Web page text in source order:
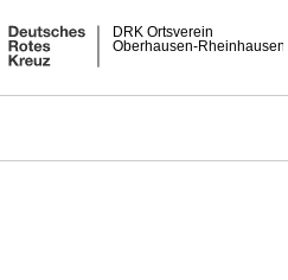
Oberhausen-Rheinhausen
DRK Ortsverein